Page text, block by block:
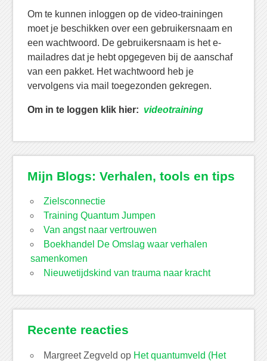
Om te kunnen inloggen op de video-trainingen
moet je beschikken over een gebruikersnaam en
een wachtwoord. De gebruikersnaam is het e-
mailadres dat je hebt opgegeven bij de aanschaf
van een pakket. Het wachtwoord heb je
vervolgens via mail toegezonden gekregen.
Om in te loggen klik hier: videotraining
Mijn Blogs: Verhalen, tools en tips
Zielsconnectie
Training Quantum Jumpen
Van angst naar vertrouwen
Boekhandel De Omslag waar verhalen
samenkomen
Nieuwetijdskind van trauma naar kracht
Recente reacties
Margreet Zegveld op Het quantumveld (Het